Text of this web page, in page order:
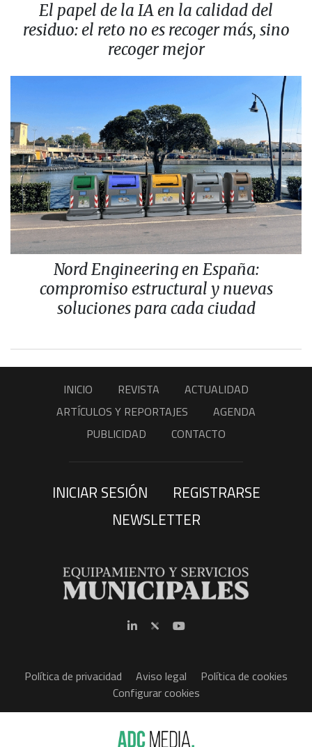
El papel de la IA en la calidad del
residuo: el reto no es recoger más, sino
recoger mejor
Nord Engineering en España:
compromiso estructural y nuevas
soluciones para cada ciudad
INICIO REVISTA
ACTUALIDAD
ARTÍCULOS Y REPORTAJES
AGENDA
PUBLICIDAD
CONTACTO
INICIAR SESIÓN
REGISTRARSE
NEWSLETTER
Política de privacidad Aviso legal
Política de cookies
Configurar cookies